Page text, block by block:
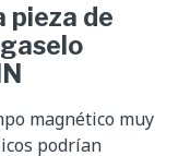
pieza de
magnético muy
podrían